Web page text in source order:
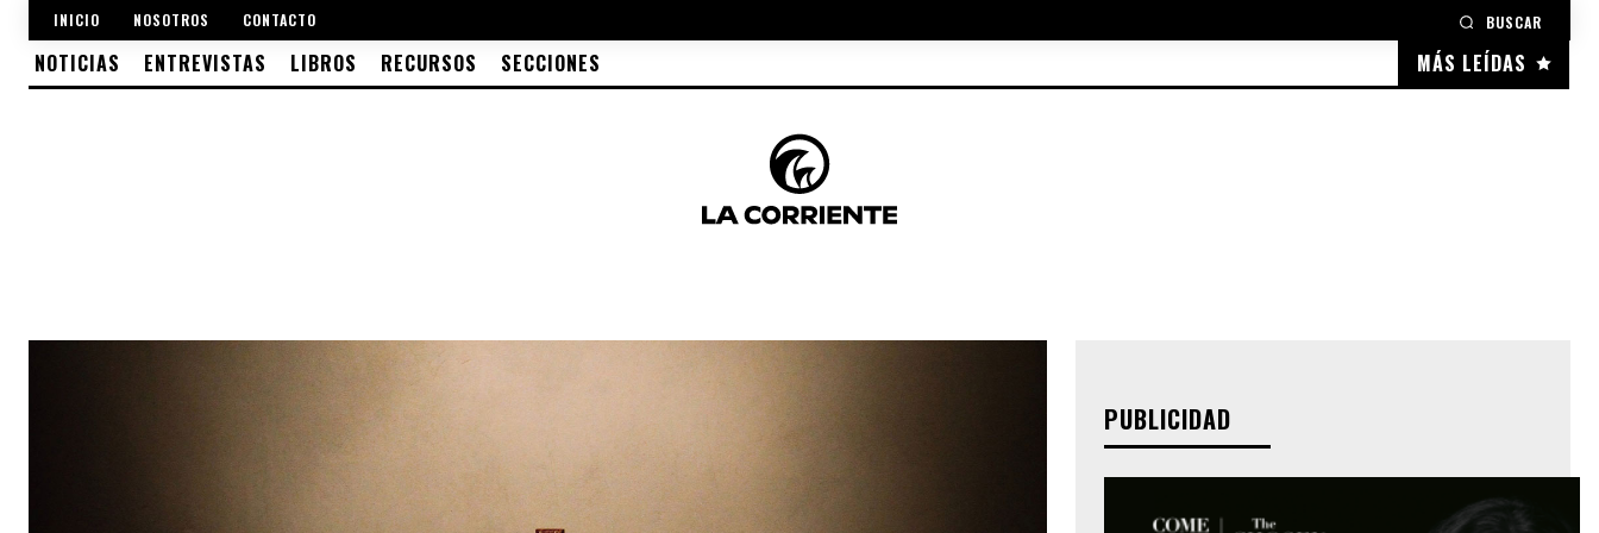
INICIO NOSOTROS CONTACTO BUSCAR
MÁS LEÍDAS
NOTICIAS ENTREVISTAS LIBROS RECURSOS SECCIONES
PUBLICIDAD